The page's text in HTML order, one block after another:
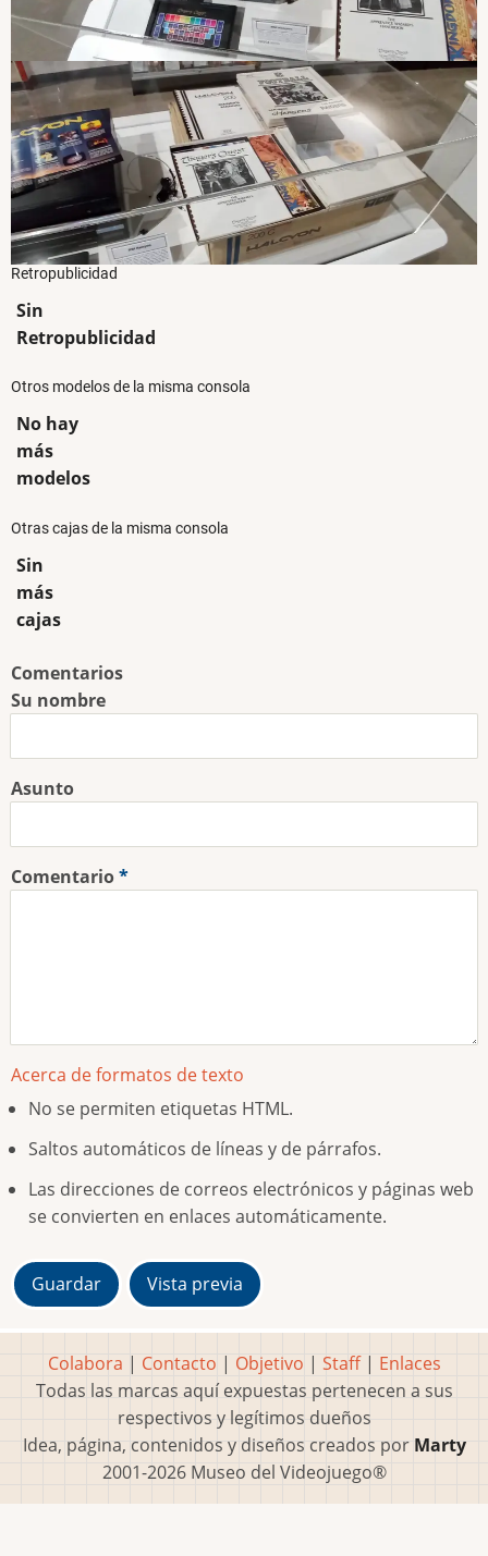
Retropublicidad
Sin
Retropublicidad
Otros modelos de la misma consola
No hay
más
modelos
Otras cajas de la misma consola
Sin
más
cajas
Comentarios
Su nombre
Asunto
Comentario
Acerca de formatos de texto
No se permiten etiquetas HTML.
Saltos automáticos de líneas y de párrafos.
Las direcciones de correos electrónicos y páginas web
se convierten en enlaces automáticamente.
Colabora | Contacto | Objetivo | Staff| Enlaces
Todas las marcas aquí expuestas pertenecen a sus
respectivos y legítimos dueños
Idea, página, contenidos y diseños creados por Marty
2001-2026 Museo del Videojuego®